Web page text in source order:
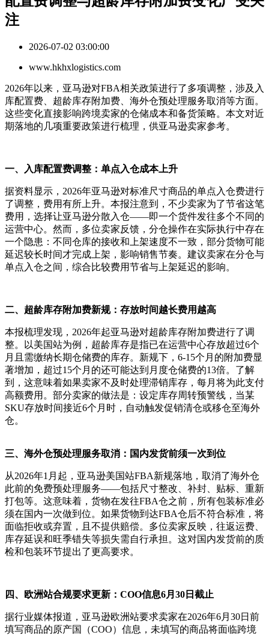
注
2026-07-02 03:00:00
www.hkhxlogistics.com
2026年以来，亚马逊对FBA相关政策进行了多项调整，涉及入
库配置费、超龄库存附加费、海外仓预处理服务取消等方面。
这些变化直接影响跨境卖家的仓储成本和备货策略。本文对近
期落地的几项重要政策进行梳理，供亚马逊卖家参考。
一、入库配置费调整：单点入仓成本上升
据资料显示， 2026年亚马逊对标准尺寸商品的单点入仓费进行
了调整，费用有所上升。本报注意到，不少卖家为了节省这笔
费用，选择让亚马逊分散入仓——即一个货件发往多个不同的
运营中心。然而，多位卖家反馈，分仓操作在实际执行中存在
一个隐患：不同仓库的接收和上架速度不一致，部分货物可能
延迟较长时间才完成上架，影响销售节奏。建议卖家在分仓与
单点入仓之间，综合比较费用节省与上架延迟的影响。
二、超龄库存附加费新规：存放时间越长费用越高
本报梳理发现， 2026年起亚马逊对超龄库存附加费进行了调
整。以美国站为例，超龄库存是指已在运营中心存放超过6个
月且需缴纳长期仓储费的库存。新规下，6-15个月的附加费显
著增加，超过15个月的还可能达到月度仓储费的13倍。了解
到，这意味着如果卖家不及时处理滞销库存，每月将为此支付
高额费用。部分卖家的做法是：设定库存周转预警线，当某
SKU存放时间接近6个月时，自动触发促销清仓或移仓至海外
仓。
三、海外仓预处理服务取消：国内发货前须一次到位
从2026年1月起，亚马逊美国站FBA新规落地，取消了海外仓
此前的免费预处理服务——包括尺寸整改、补封、贴标、重新
打包等。这意味着，货物在发往FBA仓之前，所有包装标准必
须在国内一次做到位。如果货物到达FBA仓后不符合标准，将
面临拒收或弃置，且不提供赔偿。多位卖家反映，往返运费、
库存延误和旺季错失等损失需自行承担。这对国内发货前的质
检和包装环节提出了更高要求。
四、欧洲站合规要求更新： COO信息6月30日截止
据行业媒体报道，亚马逊欧洲站要求卖家在2026年6月30日前
填写商品的原产国（COO）信息，未填写的商品将面临跨境